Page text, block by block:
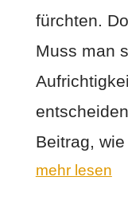
fürchten.
Muss man
Beitrag,
mehr lesen